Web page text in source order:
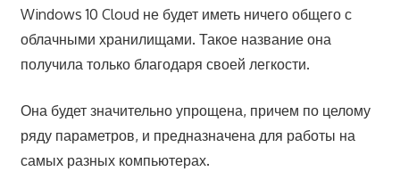
Windows 10 Cloud не будет иметь ничего общего с
облачными хранилищами. Такое название она
получила только благодаря своей легкости.
Она будет значительно упрощена, причем по целому
ряду параметров, и предназначена для работы на
самых разных компьютерах.